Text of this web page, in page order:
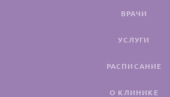
ВРАЧИ
УСЛУГИ
РАСПИСАНИЕ
О КЛИНИКЕ